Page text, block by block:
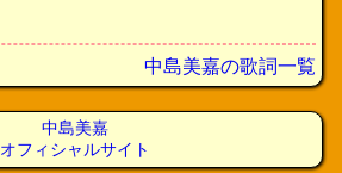
中島美嘉の歌詞一覧
中島美嘉
オフィシャルサイト